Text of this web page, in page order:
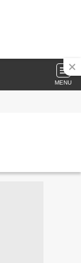
MENU